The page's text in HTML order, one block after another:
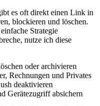
es oft direkt einen Link in
blockieren und löschen.
Strategie
nutze ich diese
oder archivieren
Rechnungen und Privates
deaktivieren
Gerätezugriff absichern